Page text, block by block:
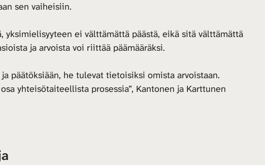
sen vaiheisiin.
yksimielisyyteen ei välttämättä päästä, eikä sitä välttämättä
ja arvoista voi riittää päämääräksi.
päätöksiään, he tulevat tietoisiksi omista arvoistaan.
yhteisötaiteellista prosessia”, Kantonen ja Karttunen